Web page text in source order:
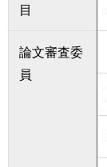
目
論文審査委
員